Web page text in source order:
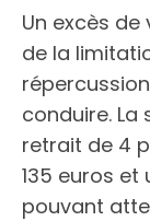
Un excès
de la
conduire.
retrait de 4
135 euros
pouvant